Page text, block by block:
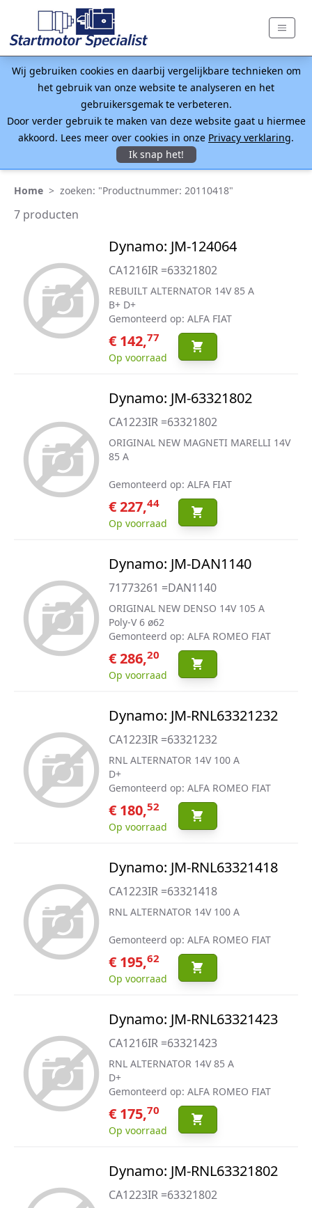
Wij gebruiken cookies en daarbij vergelijkbare technieken om
het gebruik van onze website te analyseren en het
gebruikersgemak te verbeteren.
Door verder gebruik te maken van deze website gaat u hiermee
akkoord. Lees meer over cookies in onze Privacy verklaring.
Ik snap het!
Home > zoeken: "Productnummer: 20110418"
7 producten
Dynamo: JM-124064
CA1216IR =63321802
REBUILT ALTERNATOR 14V 85 A
B+ D+
Gemonteerd op: ALFA FIAT
€ 142,77
Op voorraad
Dynamo: JM-63321802
CA1223IR =63321802
ORIGINAL NEW MAGNETI MARELLI 14V
85 A
Gemonteerd op: ALFA FIAT
€ 227,44
Op voorraad
Dynamo: JM-DAN1140
71773261 =DAN1140
ORIGINAL NEW DENSO 14V 105 A
Poly-V 6 ø62
Gemonteerd op: ALFA ROMEO FIAT
€ 286,20
Op voorraad
Dynamo: JM-RNL63321232
CA1223IR =63321232
RNL ALTERNATOR 14V 100 A
D+
Gemonteerd op: ALFA ROMEO FIAT
€ 180,52
Op voorraad
Dynamo: JM-RNL63321418
CA1223IR =63321418
RNL ALTERNATOR 14V 100 A
Gemonteerd op: ALFA ROMEO FIAT
€ 195,62
Op voorraad
Dynamo: JM-RNL63321423
CA1216IR =63321423
RNL ALTERNATOR 14V 85 A
D+
Gemonteerd op: ALFA ROMEO FIAT
€ 175,70
Op voorraad
Dynamo: JM-RNL63321802
CA1223IR =63321802